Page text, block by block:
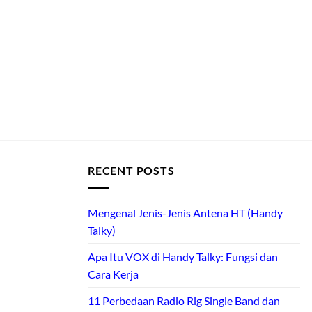
RECENT POSTS
Mengenal Jenis-Jenis Antena HT (Handy
Talky)
Apa Itu VOX di Handy Talky: Fungsi dan
Cara Kerja
11 Perbedaan Radio Rig Single Band dan